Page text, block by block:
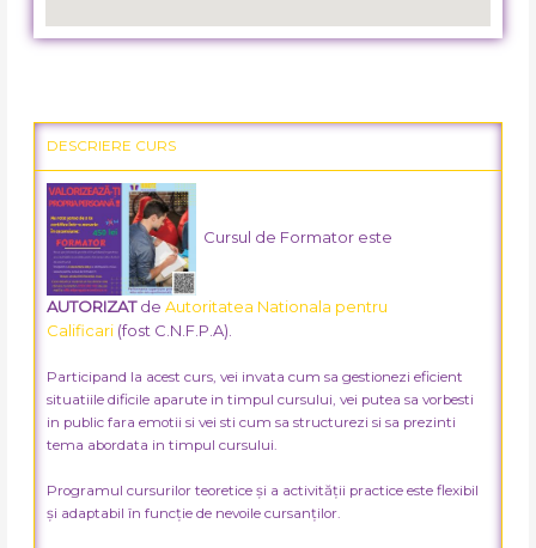
DESCRIERE CURS
Cursul de Formator este
AUTORIZATdeAutoritatea Nationala pentru
Calificari (fost C.N.F.P.A).
Participand la acest curs, vei invata cum sa gestionezi eficient
situatiile dificile aparute in timpul cursului, vei putea sa vorbesti
in public fara emotii si vei sti cum sa structurezi si sa prezinti
tema abordata in timpul cursului.
Programul cursurilor teoretice și a activității practice este flexibil
și adaptabil în funcție de nevoile cursanților.